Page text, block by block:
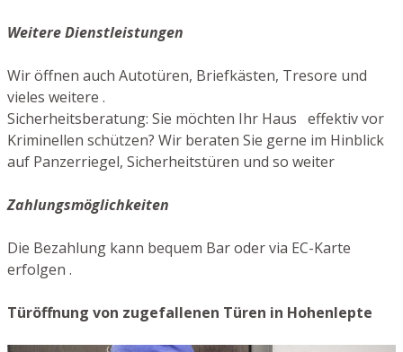
Weitere Dienstleistungen
Wir öffnen auch Autotüren, Briefkästen, Tresore und
vieles weitere .
Sicherheitsberatung: Sie möchten Ihr Haus effektiv vor
Kriminellen schützen? Wir beraten Sie gerne im Hinblick
auf Panzerriegel, Sicherheitstüren und so weiter
Zahlungsmöglichkeiten
Die Bezahlung kann bequem Bar oder via EC-Karte
erfolgen .
Türöffnung von zugefallenen Türen in Hohenlepte